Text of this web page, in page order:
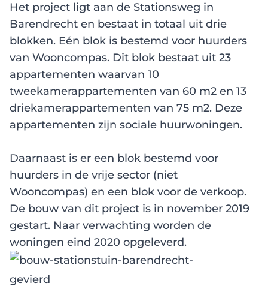
Het project ligt aan de Stationsweg in
Barendrecht en bestaat in totaal uit drie
blokken. Eén blok is bestemd voor huurders
van Wooncompas. Dit blok bestaat uit 23
appartementen waarvan 10
tweekamerappartementen van 60 m2 en 13
driekamerappartementen van 75 m2. Deze
appartementen zijn sociale huurwoningen.
Daarnaast is er een blok bestemd voor
huurders in de vrije sector (niet
Wooncompas) en een blok voor de verkoop.
De bouw van dit project is in november 2019
gestart. Naar verwachting worden de
woningen eind 2020 opgeleverd.